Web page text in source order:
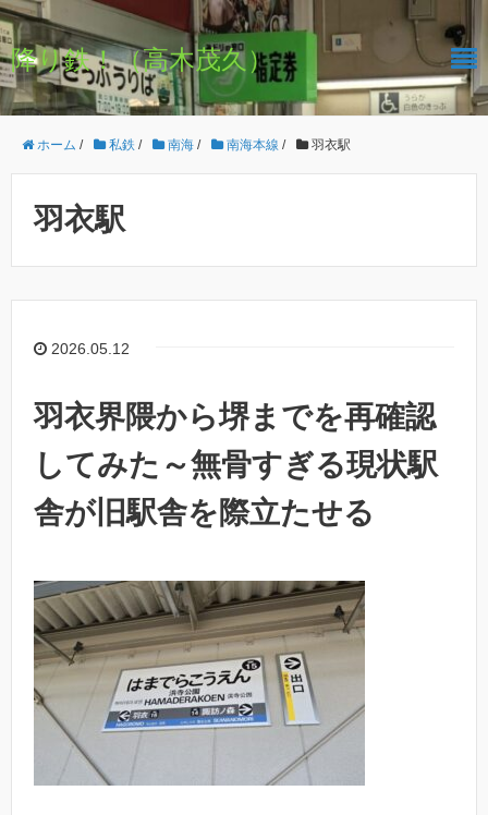
降り鉄！（高木茂久）
ホーム / 私鉄 / 南海 / 南海本線 / 羽衣駅
羽衣駅
2026.05.12
羽衣界隈から堺までを再確認
してみた～無骨すぎる現状駅
舎が旧駅舎を際立たせる